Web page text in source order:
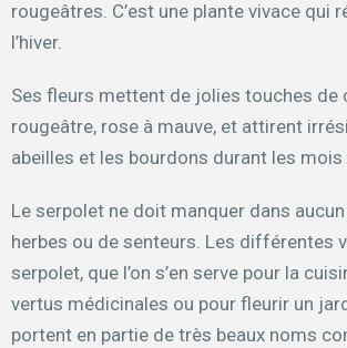
rougeâtres. C’est une plante vivace qui
l’hiver.
Ses fleurs mettent de jolies touches de
rougeâtre, rose à mauve, et attirent
abeilles et les bourdons durant les mois
Le serpolet ne doit manquer dans
herbes ou de senteurs. Les différentes
serpolet, que l’on s’en serve pour la
vertus médicinales ou pour fleurir un
portent en partie de très beaux noms